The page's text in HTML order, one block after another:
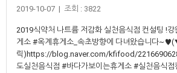
2019-10-07 | 조회 : 3822
2019식약처 나트륨 저감화 실천음식점 컨설팅 !
게소 #옥계휴게소_속초방향에 다녀왔습니다
릭)https://blog.naver.com/kfifood/
도실천음식점 #바다가보이는휴게소 #실천음식점